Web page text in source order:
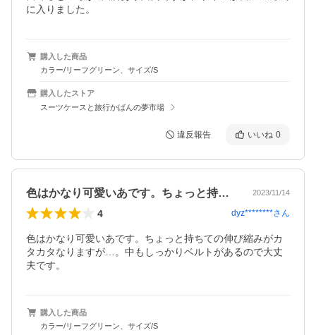
に入りました。
購入した商品
カラー/リーフグリーン、サイズ/S
購入したストア
スーツケースと旅行かばんの夢市場
違反報告 いいね 0
色はかなり可愛いあです。ちょっと持ちて… 2023/11/14
4 dyz********さん
色はかなり可愛いあです。ちょっと持ちての伸び縮みがカ
タカタなりますが…。中もしっかりベルトがあるので大丈
夫です。
購入した商品
カラー/リーフグリーン、サイズ/S